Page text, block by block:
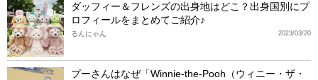
ダッフィー＆フレンズの出身地はどこ？出身国別にプ
ロフィールをまとめてご紹介♪
2023/03/20
るんにゃん
プーさんはなぜ「Winnie-the-Pooh（ウィニー・ザ・